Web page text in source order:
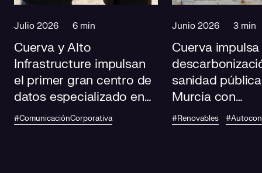
Julio 2026 6 min
Cuerva y Alto
Infrastructure impulsan
el primer gran centro de
datos especializado en
IA de Andalucía
#ComunicaciónCorporativa
Junio 2026 3 min
Cuerva
sanidad
Murcia con
autoconsumo
fotovoltaico en
#Renovables